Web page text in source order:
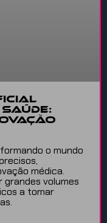
o mundo
médica.
grandes volumes
a tomar